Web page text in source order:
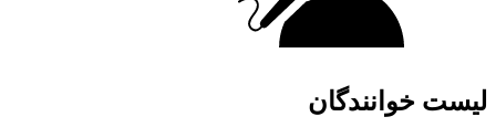
لیست خوانندگان